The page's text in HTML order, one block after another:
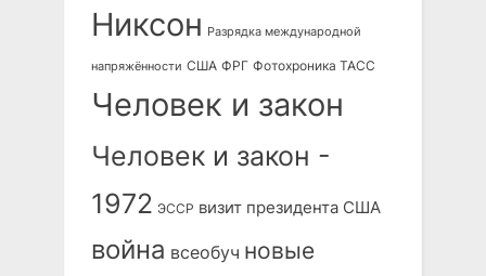
Никсон
Разрядка международной
напряжённости США ФРГ Фотохроника ТАСС
Человек и закон
Человек и закон -
1972 ЭССР визит президента США
война всеобуч новые